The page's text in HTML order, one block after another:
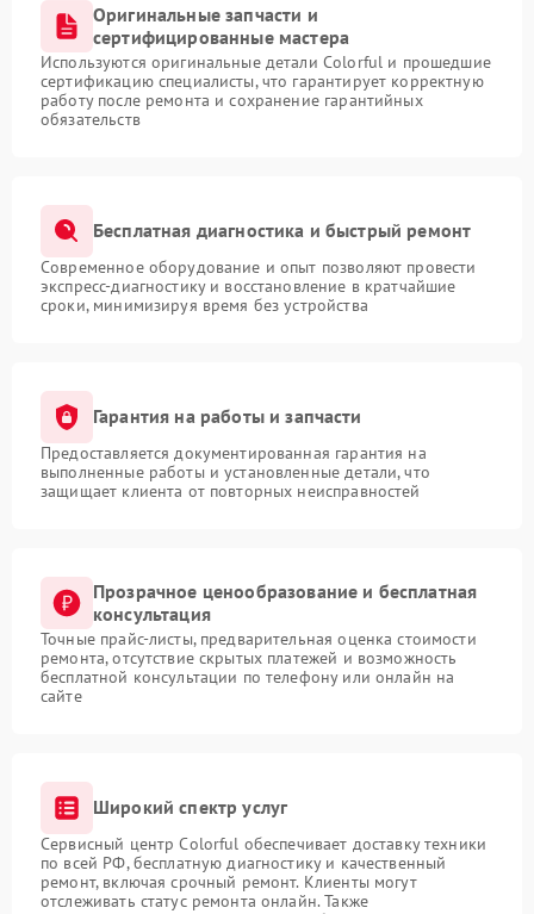
Оригинальные запчасти и
сертифицированные мастера
Используются оригинальные детали Colorful и прошедшие
сертификацию специалисты, что гарантирует корректную
работу после ремонта и сохранение гарантийных
обязательств
Бесплатная диагностика и быстрый ремонт
Современное оборудование и опыт позволяют провести
экспресс-диагностику и восстановление в кратчайшие
сроки, минимизируя время без устройства
Гарантия на работы и запчасти
Предоставляется документированная гарантия на
выполненные работы и установленные детали, что
защищает клиента от повторных неисправностей
Прозрачное ценообразование и бесплатная
консультация
Точные прайс-листы, предварительная оценка стоимости
ремонта, отсутствие скрытых платежей и возможность
бесплатной консультации по телефону или онлайн на
сайте
Широкий спектр услуг
Сервисный центр Colorful обеспечивает доставку техники
по всей РФ, бесплатную диагностику и качественный
ремонт, включая срочный ремонт. Клиенты могут
отслеживать статус ремонта онлайн. Также